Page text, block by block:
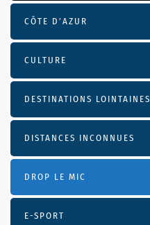
CÔTE D’AZUR
CULTURE
DESTINATIONS LOINTAINES
DISTANCES INCONNUES
DROP LE MIC
E-SPORT